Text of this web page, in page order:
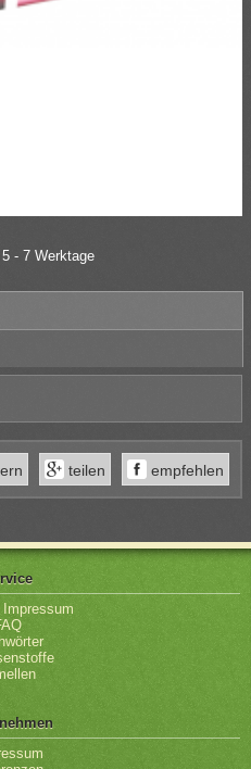
- 7 Werktage
empfehlen
teilen